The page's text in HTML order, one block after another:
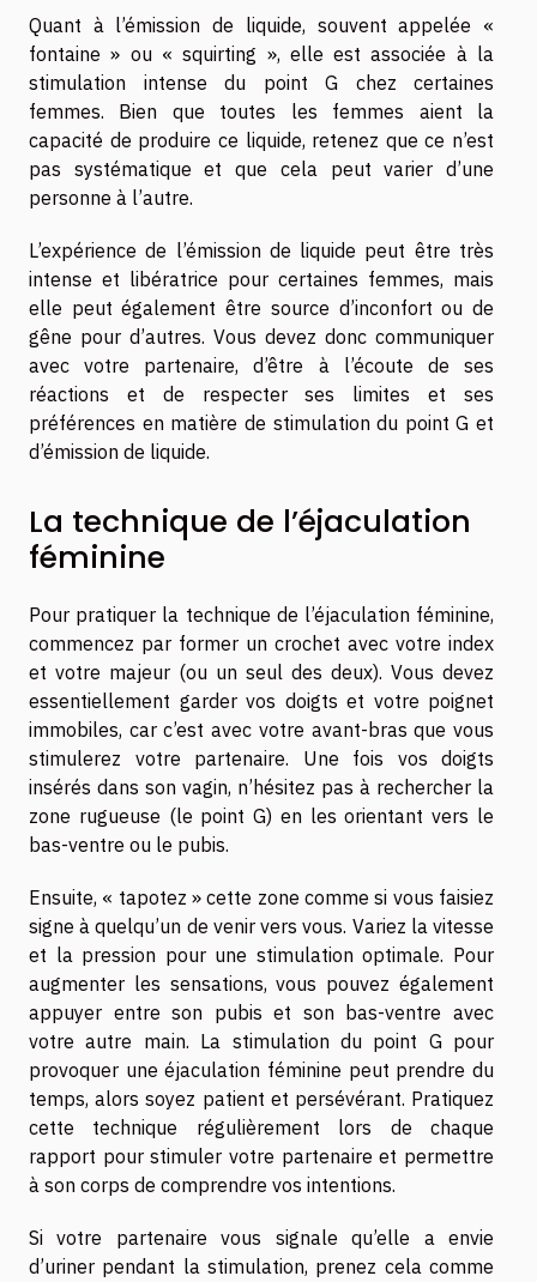
Quant à l’émission de liquide, souvent appelée «
fontaine » ou « squirting », elle est associée à la
stimulation intense du point G chez certaines
femmes. Bien que toutes les femmes aient la
capacité de produire ce liquide, retenez que ce n’est
pas systématique et que cela peut varier d’une
personne à l’autre.
L’expérience de l’émission de liquide peut être très
intense et libératrice pour certaines femmes, mais
elle peut également être source d’inconfort ou de
gêne pour d’autres. Vous devez donc communiquer
avec votre partenaire, d’être à l’écoute de ses
réactions et de respecter ses limites et ses
préférences en matière de stimulation du point G et
d’émission de liquide.
La technique de l’éjaculation
féminine
Pour pratiquer la technique de l’éjaculation féminine,
commencez par former un crochet avec votre index
et votre majeur (ou un seul des deux). Vous devez
essentiellement garder vos doigts et votre poignet
immobiles, car c’est avec votre avant-bras que vous
stimulerez votre partenaire. Une fois vos doigts
insérés dans son vagin, n’hésitez pas à rechercher la
zone rugueuse (le point G) en les orientant vers le
bas-ventre ou le pubis.
Ensuite, « tapotez » cette zone comme si vous faisiez
signe à quelqu’un de venir vers vous. Variez la vitesse
et la pression pour une stimulation optimale. Pour
augmenter les sensations, vous pouvez également
appuyer entre son pubis et son bas-ventre avec
votre autre main. La stimulation du point G pour
provoquer une éjaculation féminine peut prendre du
temps, alors soyez patient et persévérant. Pratiquez
cette technique régulièrement lors de chaque
rapport pour stimuler votre partenaire et permettre
à son corps de comprendre vos intentions.
Si votre partenaire vous signale qu’elle a envie
d’uriner pendant la stimulation, prenez cela comme